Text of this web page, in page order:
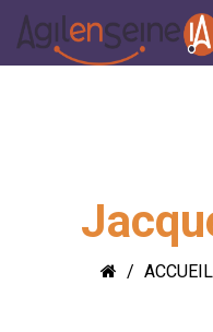
ACCUEIL